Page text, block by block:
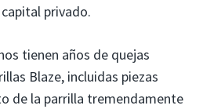
privado.
tienen años de quejas
Blaze, incluidas piezas
de la parrilla tremendamente